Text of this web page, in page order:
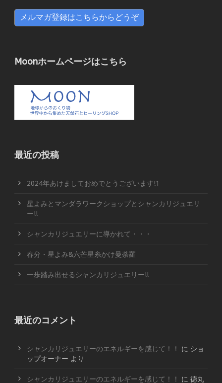
メルマガ登録はこちらからどうぞ
Moonホームページはこちら
最近の投稿
2024年あけましておめでとうございます!1
星よみとマンダラワークショップとシャンカリジュエリ
ー!!
シャンカリジュエリーに導かれて・・・
春分・星よみ&六芒星糸かけ曼荼羅
一歩踏み出せるシャンカリジュエリー!!
最近のコメント
シャンカリジュエリーのエネルギーを感じて！！ に ショ
ップオーナー より
シャンカリジュエリーのエネルギーを感じて！！ に 徳丸